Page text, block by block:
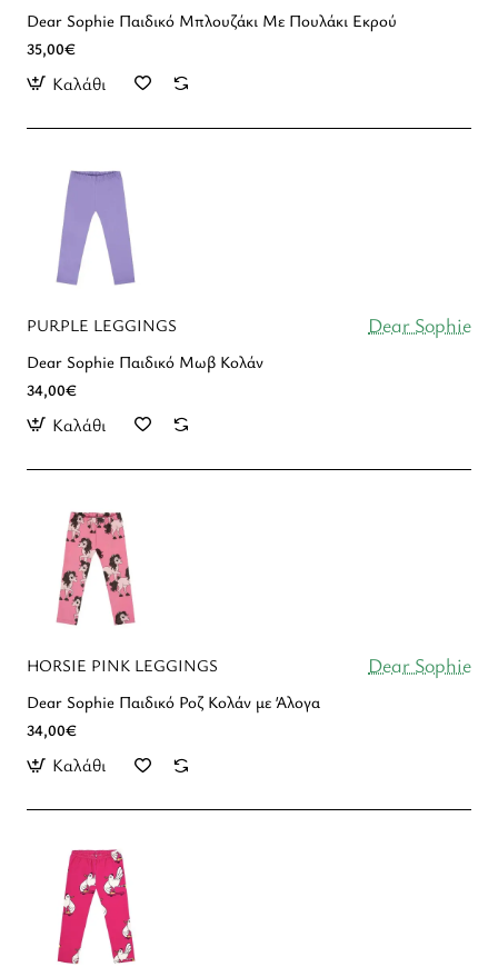
Dear Sophie Παιδικό Μπλουζάκι Με Πουλάκι Εκρού
35,00€
Καλάθι
PURPLE LEGGINGS Dear Sophie
Dear Sophie Παιδικό Μωβ Κολάν
34,00€
Καλάθι
HORSIE PINK LEGGINGS Dear Sophie
Dear Sophie Παιδικό Ροζ Κολάν με Άλογα
34,00€
Καλάθι